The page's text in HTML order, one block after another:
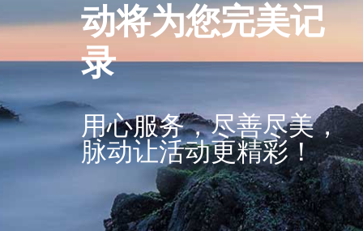
动将为您完美记
录
用心服务，尽善尽美，
脉动让活动更精彩！